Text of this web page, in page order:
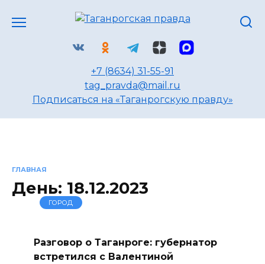
+7 (8634) 31-55-91
tag_pravda@mail.ru
Подписаться на «Таганрогскую правду»
ГЛАВНАЯ
День: 18.12.2023
ГОРОД
Разговор о Таганроге: губернатор
встретился с Валентиной